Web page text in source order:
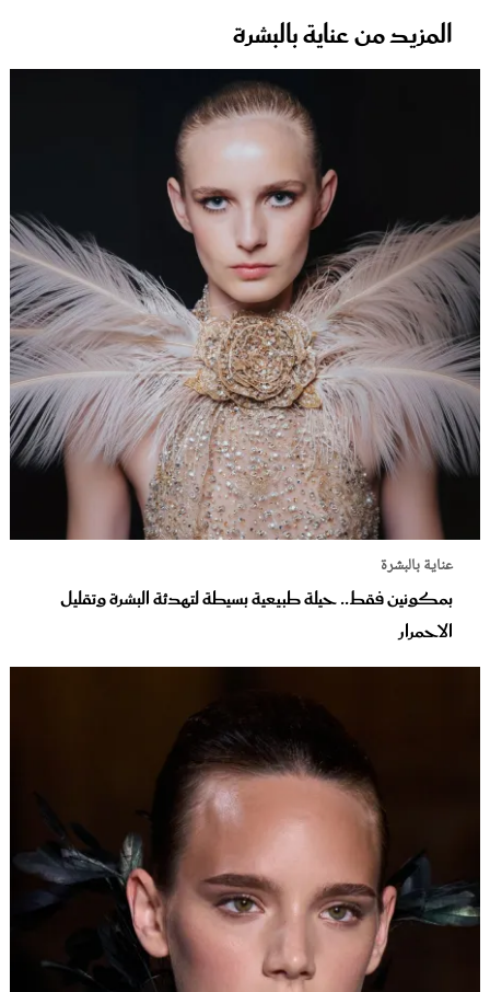
المزيد من عناية بالبشرة
عناية بالبشرة
بمكونين فقط.. حيلة طبيعية بسيطة لتهدئة البشرة وتقليل
الاحمرار